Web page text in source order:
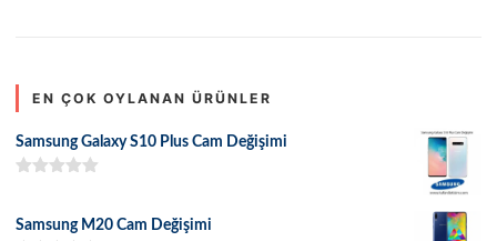
EN ÇOK OYLANAN ÜRÜNLER
Samsung Galaxy S10 Plus Cam Değişimi
Samsung M20 Cam Değişimi